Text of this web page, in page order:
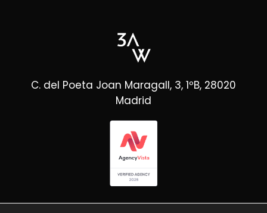
C. del Poeta Joan Maragall, 3, 1ºB, 28020
Madrid